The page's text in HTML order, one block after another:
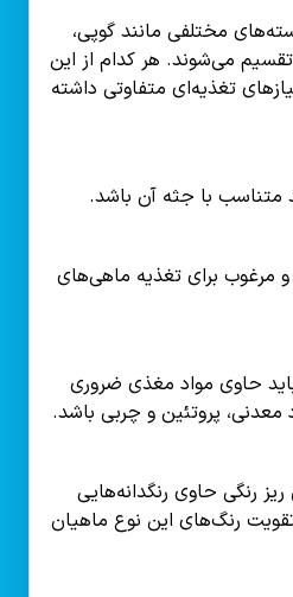
مختلفی مانند گوپی،
تقسیم می‌شوند. هر کدام از این
تغذیه‌ای متفاوتی داشته
متناسب با جثه آن باشد.
و مرغوب برای تغذیه ماهی‌های
حاوی مواد مغذی ضروری
معدنی، پروتئین و چربی باشد.
رنگی حاوی رنگدانه‌هایی
رنگ‌های این نوع ماهیان